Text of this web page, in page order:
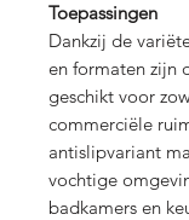
Toepassingen
Dankzij de
en formaten zijn
geschikt voor
commerciële
antislipvariant
vochtige
badkamers en